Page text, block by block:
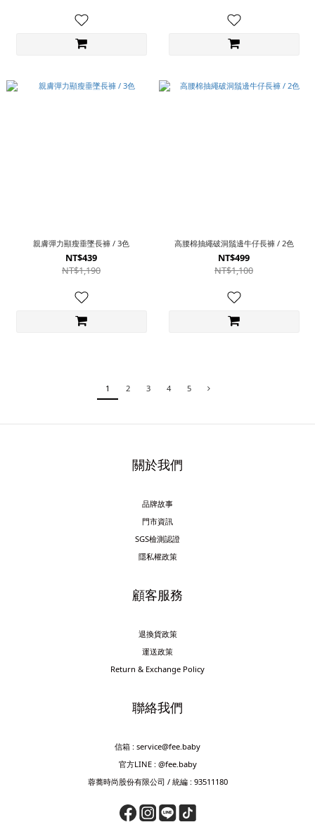
親膚彈力顯瘦垂墜長褲 / 3色
NT$439
NT$1,190
高腰棉抽繩破洞鬚邊牛仔長褲 / 2色
NT$499
NT$1,100
1 2 3 4 5
關於我們
品牌故事
門市資訊
SGS檢測認證
隱私權政策
顧客服務
退換貨政策
運送政策
Return & Exchange Policy
聯絡我們
信箱 : service@fee.baby
官方LINE : @fee.baby
蓉蕎時尚股份有限公司 / 統編 : 93511180